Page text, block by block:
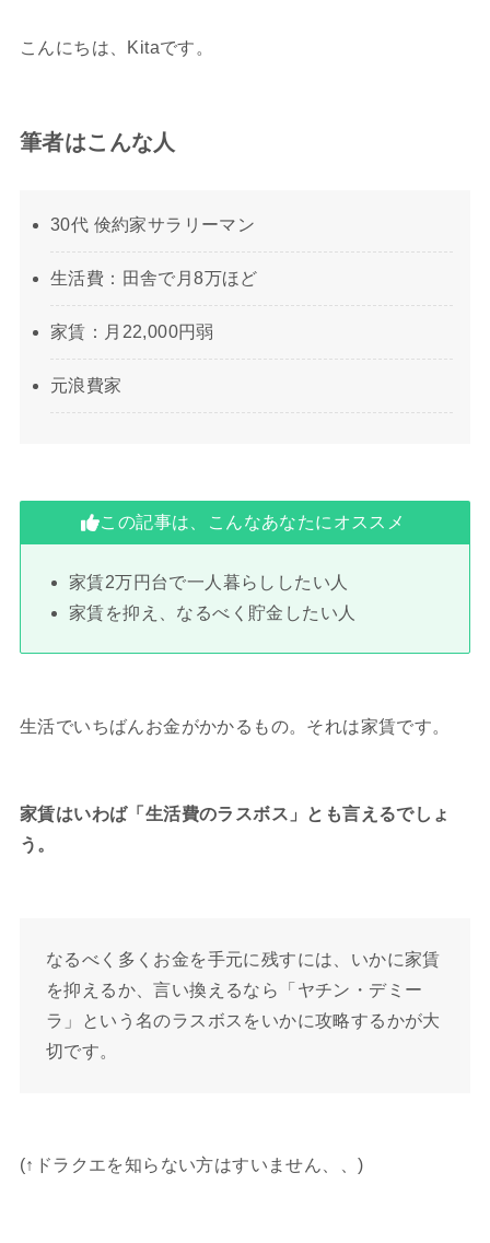
こんにちは、Kitaです。
筆者はこんな人
30代 倹約家サラリーマン
生活費：田舎で月8万ほど
家賃：月22,000円弱
元浪費家
この記事は、こんなあなたにオススメ
家賃2万円台で一人暮らししたい人
家賃を抑え、なるべく貯金したい人
生活でいちばんお金がかかるもの。それは家賃です。
家賃はいわば「生活費のラスボス」とも言えるでしょ
う。
なるべく多くお金を手元に残すには、いかに家賃
を抑えるか、言い換えるなら「ヤチン・デミー
ラ」という名のラスボスをいかに攻略するかが大
切です。
(↑ドラクエを知らない方はすいません、、)